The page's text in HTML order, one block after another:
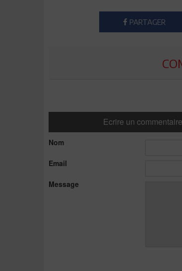
PARTAGER
Ecrire un commentaire
Nom
Email
Message